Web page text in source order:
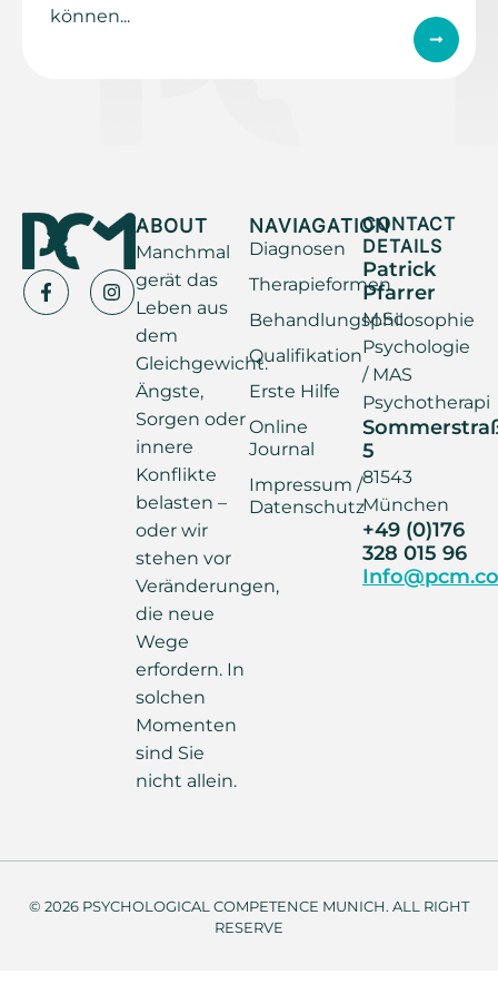
können...
ABOUT
Manchmal
gerät das
Leben aus
dem
Gleichgewicht.
Ängste,
Sorgen oder
innere
Konflikte
belasten –
oder wir
stehen vor
Veränderungen,
die neue
Wege
erfordern. In
solchen
Momenten
sind Sie
nicht allein.
NAVIAGATION
Diagnosen
Therapieformen
Behandlungsphilosophie
Qualifikation
Erste Hilfe
Online
Journal
Impressum /
Datenschutz
CONTACT
DETAILS
Patrick
Pfarrer
M.Sc.
Psychologie
/ MAS
Psychotherapi
5
81543
München
+49 (0)176
328 015 96
© 2026 PSYCHOLOGICAL COMPETENCE MUNICH. ALL RIGHT
RESERVE